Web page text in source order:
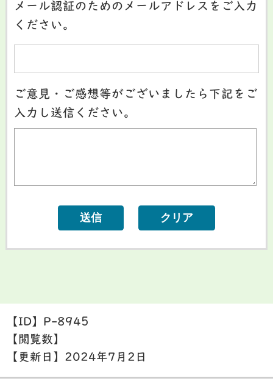
メール認証のためのメールアドレスをご入力
ください。
ご意見・ご感想等がございましたら下記をご
入力し送信ください。
【ID】 P-8945
【閲覧数】
【更新日】 2024年7月2日